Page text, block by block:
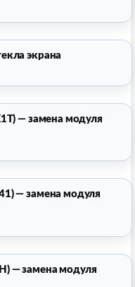
экрана
— замена модуля
— замена модуля
— замена модуля